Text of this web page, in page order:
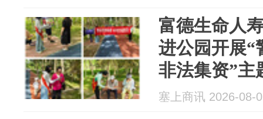
富德生命人
进公园开展“
非法集资”主
塞上商讯 2026-08-